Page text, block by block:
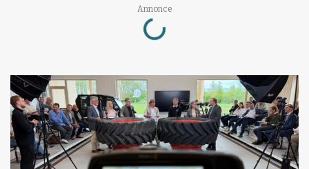
Annonce
Loading...